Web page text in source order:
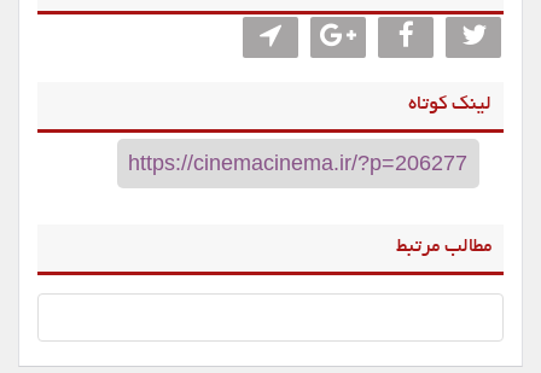
لینک کوتاه
مطالب مرتبط